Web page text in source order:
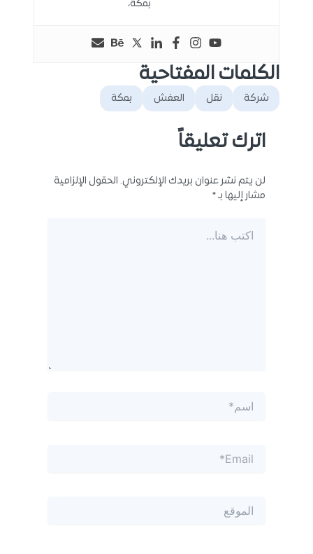
بمكة،
الكلمات المفتاحية
شركة نقل العفش بمكة
اترك تعليقاً
لن يتم نشر عنوان بريدك الإلكتروني. الحقول الإلزامية
مشار إليها بـ*
هنا...